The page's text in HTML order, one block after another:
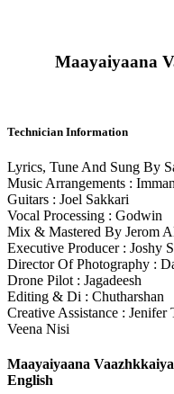
Maayaiyaana
Technician Information
Lyrics, Tune And Sung By
Music Arrangements :
Guitars : Joel Sakkari
Vocal Processing : Godwin
Mix & Mastered By Jerom
Executive Producer : Joshy
Director Of Photography :
Drone Pilot : Jagadeesh
Editing & Di : Chutharshan
Creative Assistance :
Veena Nisi
Maayaiyaana
English